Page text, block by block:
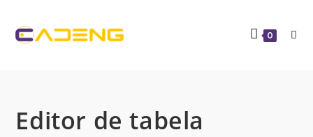
0
Editor de tabela